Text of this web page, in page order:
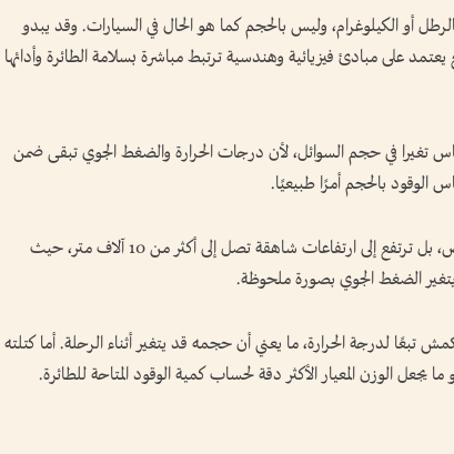
أو الكيلوغرام، وليس بالحجم كما هو الحال في السيارات. وقد يبدو
يعتمد على مبادئ فيزيائية وهندسية ترتبط مباشرة بسلامة الطائرة وأدائها
تغيرا في حجم السوائل، لأن درجات الحرارة والضغط الجوي تبقى ضمن
الوقود بالحجم أمرًا طبيعيًا.
لكن الطائرات لا تبقى على سطح الأرض، بل ترتفع إلى ارتفاعات شاهقة تصل إلى أكثر من 10 آلاف متر، حيث
الضغط الجوي بصورة ملحوظة.
تبعًا لدرجة الحرارة، ما يعني أن حجمه قد يتغير أثناء الرحلة. أما كتلته
ما يجعل الوزن المعيار الأكثر دقة لحساب كمية الوقود المتاحة للطائرة.